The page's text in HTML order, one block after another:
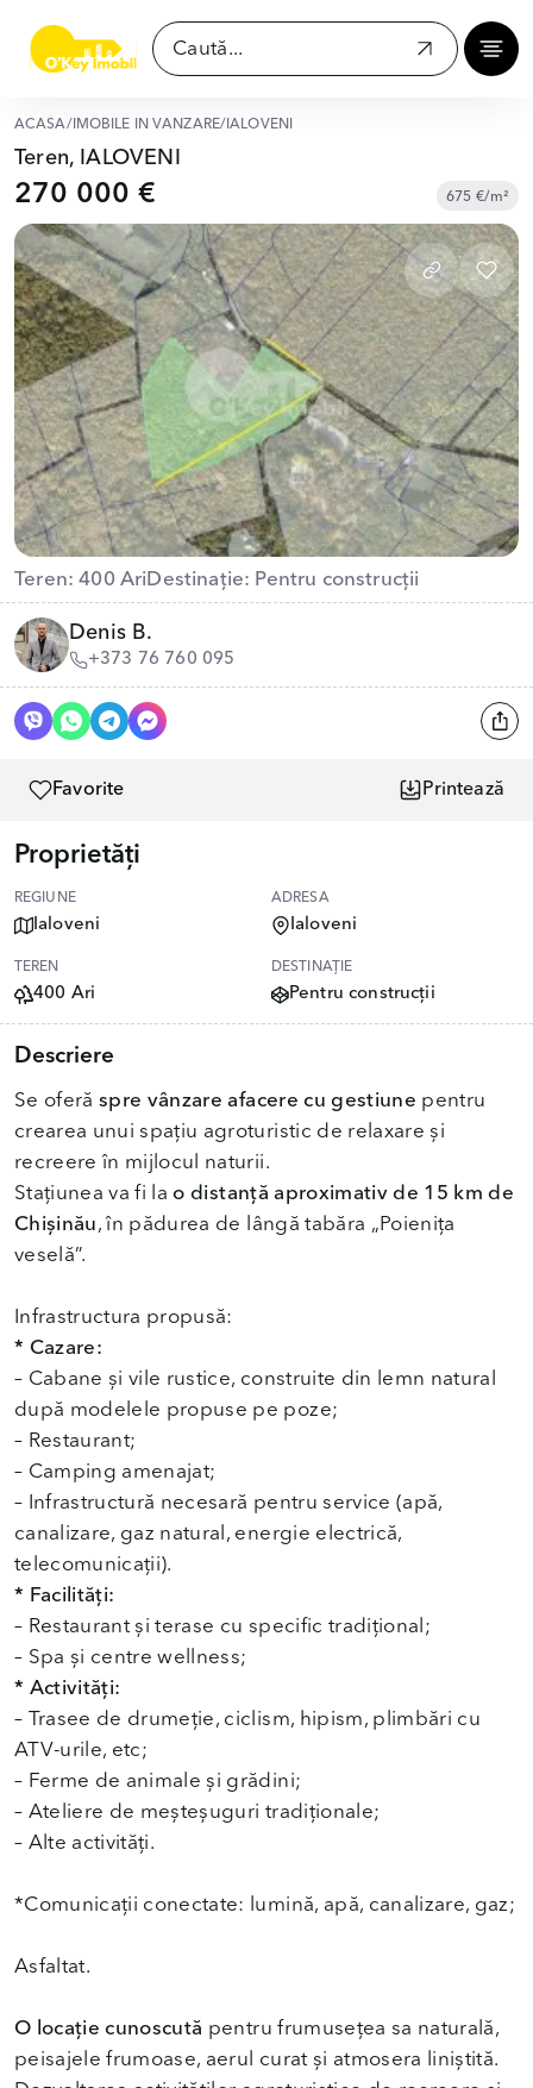
ACASĂ/ IMOBILE ÎN VÂNZARE/ IALOVENI
Teren, IALOVENI
270 000 € 675 €/m²
Teren: 400 Ari Destinație: Pentru construcții
Denis B.
+373 76 760 095
Favorite Printează
Proprietăți
REGIUNE
Ialoveni
ADRESA
Ialoveni
TEREN
400 Ari
DESTINAȚIE
Pentru construcții
Descriere
Se oferăspre vânzare afacere cu gestiune pentru
crearea unui spațiu agroturistic de relaxare și
recreere în mijlocul naturii.
Stațiunea va fi la o distanță aproximativ de 15 km de
Chișinău, în pădurea de lângă tabăra „Poienița
veselă”.
* Cazare:
– Cabane și vile rustice, construite din lemn natural
după modelele propuse pe poze;
– Restaurant;
– Camping amenajat;
– Infrastructură necesară pentru service (apă,
canalizare, gaz natural, energie electrică,
* Facilități:
– Restaurant și terase cu specific tradițional;
* Activități:
– Trasee de drumeție, ciclism, hipism, plimbări cu
ATV-urile, etc;
– Ferme de animale și grădini;
– Ateliere de meșteșuguri tradiționale;
– Alte activități.
*Comunicații conectate: lumină, apă, canalizare, gaz;
Asfaltat.
O locație cunoscută pentru frumusețea sa naturală,
peisajele frumoase, aerul curat și atmosera liniștită.